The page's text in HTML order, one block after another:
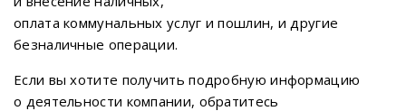
оплата коммунальных услуг и пошлин, и другие
безналичные операции.
Если вы хотите получить подробную информацию
о деятельности компании, обратитесь